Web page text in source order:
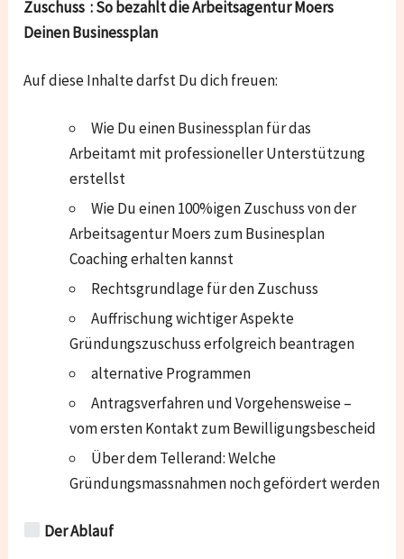
Zuschuss : So bezahlt die Arbeitsagentur Moers
Deinen Businessplan​
Auf diese Inhalte darfst Du dich freuen:
Wie Du einen Businessplan für das
Arbeitamt mit professioneller Unterstützung
erstellst
Wie Du einen 100%igen Zuschuss von der
Arbeitsagentur Moers zum Businesplan
Coaching erhalten kannst
Rechtsgrundlage für den Zuschuss
Auffrischung wichtiger Aspekte
Gründungszuschuss erfolgreich beantragen
alternative Programmen
Antragsverfahren und Vorgehensweise –
vom ersten Kontakt zum Bewilligungsbescheid
Über dem Tellerand: Welche
Gründungsmassnahmen noch gefördert werden
Der Ablauf